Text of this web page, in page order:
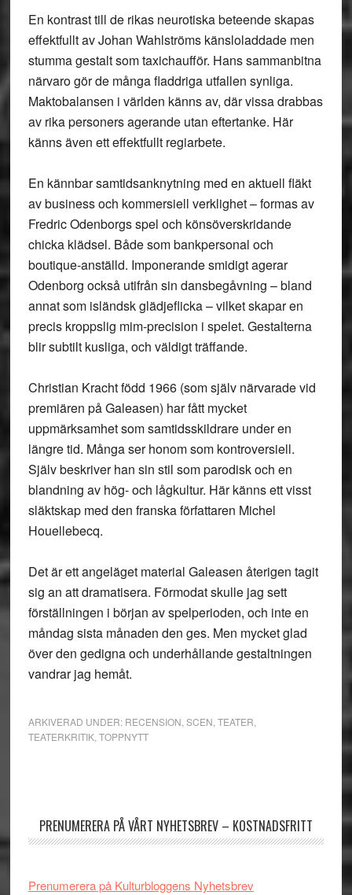
En kontrast till de rikas neurotiska beteende skapas
effektfullt av Johan Wahlströms känsloladdade men
stumma gestalt som taxichaufför. Hans sammanbitna
närvaro gör de många fladdriga utfallen synliga.
Maktobalansen i världen känns av, där vissa drabbas
av rika personers agerande utan eftertanke. Här
känns även ett effektfullt regiarbete.
En kännbar samtidsanknytning med en aktuell fläkt
av business och kommersiell verklighet – formas av
Fredric Odenborgs spel och könsöverskridande
chicka klädsel. Både som bankpersonal och
boutique-anställd. Imponerande smidigt agerar
Odenborg också utifrån sin dansbegåvning – bland
annat som isländsk glädjeflicka – vilket skapar en
precis kroppslig mim-precision i spelet. Gestalterna
blir subtilt kusliga, och väldigt träffande.
Christian Kracht född 1966 (som själv närvarade vid
premiären på Galeasen) har fått mycket
uppmärksamhet som samtidsskildrare under en
längre tid. Många ser honom som kontroversiell.
Själv beskriver han sin stil som parodisk och en
blandning av hög- och lågkultur. Här känns ett visst
släktskap med den franska författaren Michel
Houellebecq.
Det är ett angeläget material Galeasen återigen tagit
sig an att dramatisera. Förmodat skulle jag sett
förställningen i början av spelperioden, och inte en
måndag sista månaden den ges. Men mycket glad
över den gedigna och underhållande gestaltningen
vandrar jag hemåt.
ARKIVERAD UNDER: RECENSION SCEN TEATER
TEATERKRITIK, TOPPNYTT
PRENUMERERA PÅ VÅRT NYHETSBREV – KOSTNADSFRITT
Prenumerera på Kulturbloggens Nyhetsbrev